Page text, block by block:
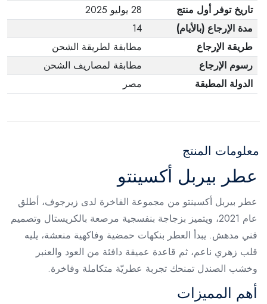
تاريخ توفر أول منتج
28 يوليو 2025
مدة الإرجاع (بالأيام)
14
طريقة الإرجاع
مطابقة لطريقة الشحن
رسوم الإرجاع
مطابقة لمصاريف الشحن
الدولة المطبقة
مصر
معلومات المنتج
عطر بيربل أكسينتو
عطر بيربل أكسينتو من مجموعة الفاخرة لدى زيرجوف، أطلق
عام 2021، ويتميز بزجاجة بنفسجية مرصعة بالكريستال وتصميم
فني مدهش. يبدأ العطر بنكهات حمضية وفاكهية منعشة، يليه
قلب زهري ناعم، ثم قاعدة عميقة دافئة من العود والعنبر
وخشب الصندل تمنحك تجربة عطريّة متكاملة وفاخرة.
أهم المميزات